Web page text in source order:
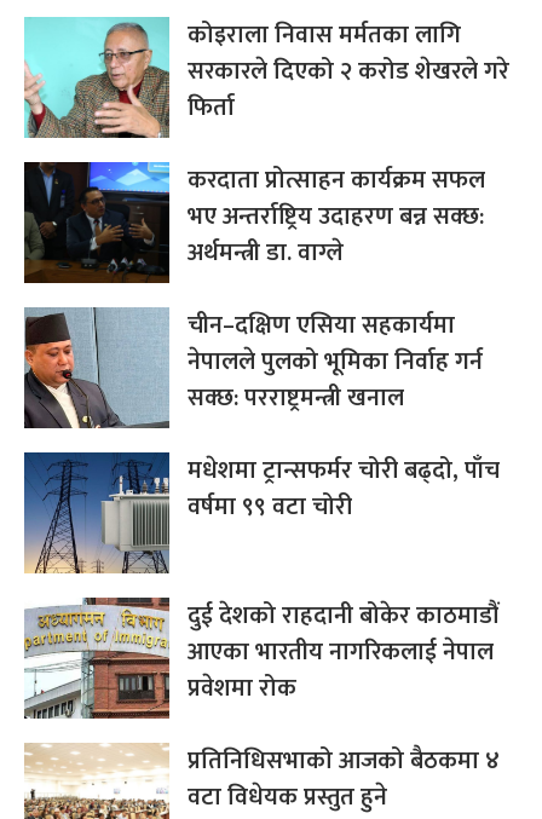
कोइराला निवास मर्मतका लागि
सरकारले दिएको २ करोड शेखरले गरे
फिर्ता
करदाता प्रोत्साहन कार्यक्रम सफल
भए अन्तर्राष्ट्रिय उदाहरण बन्न सक्छ:
अर्थमन्त्री डा. वाग्ले
चीन–दक्षिण एसिया सहकार्यमा
नेपालले पुलको भूमिका निर्वाह गर्न
सक्छ: परराष्ट्रमन्त्री खनाल
मधेशमा ट्रान्सफर्मर चोरी बढ्दो, पाँच
वर्षमा ९९ वटा चोरी
दुई देशको राहदानी बोकेर काठमाडौं
आएका भारतीय नागरिकलाई नेपाल
प्रवेशमा रोक
प्रतिनिधिसभाको आजको बैठकमा ४
वटा विधेयक प्रस्तुत हुने